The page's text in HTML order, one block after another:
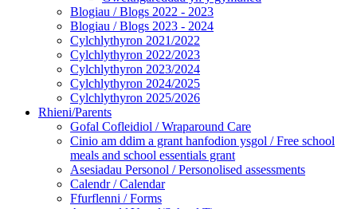
Blogiau / Blogs 2022 - 2023
Blogiau / Blogs 2023 - 2024
Cylchlythyron 2021/2022
Cylchlythyron 2022/2023
Cylchlythyron 2023/2024
Cylchlythyron 2024/2025
Cylchlythyron 2025/2026
Rhieni/Parents
Gofal Cofleidiol / Wraparound Care
Cinio am ddim a grant hanfodion ysgol / Free school
meals and school essentials grant
Asesiadau Personol / Personolised assessments
Calendr / Calendar
Ffurflenni / Forms